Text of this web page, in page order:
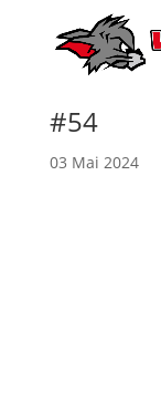
#54
03 Mai 2024